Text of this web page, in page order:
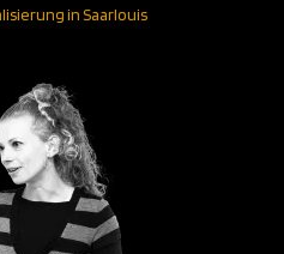
in Saarlouis